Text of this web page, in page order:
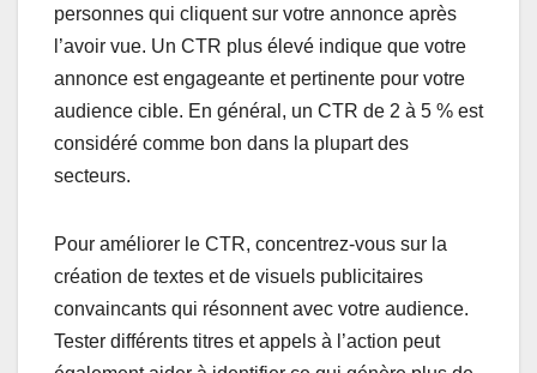
personnes qui cliquent sur votre annonce après
l’avoir vue. Un CTR plus élevé indique que votre
annonce est engageante et pertinente pour votre
audience cible. En général, un CTR de 2 à 5 % est
considéré comme bon dans la plupart des
secteurs.
Pour améliorer le CTR, concentrez-vous sur la
création de textes et de visuels publicitaires
convaincants qui résonnent avec votre audience.
Tester différents titres et appels à l’action peut